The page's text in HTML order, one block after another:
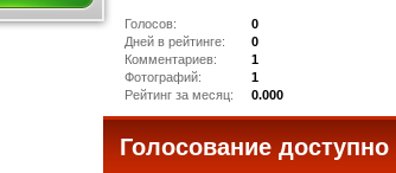
Голосов:
0
Дней в рейтинге:
0
Комментариев:
1
Фотографий:
1
Рейтинг за месяц:
0.000
Голосование доступно